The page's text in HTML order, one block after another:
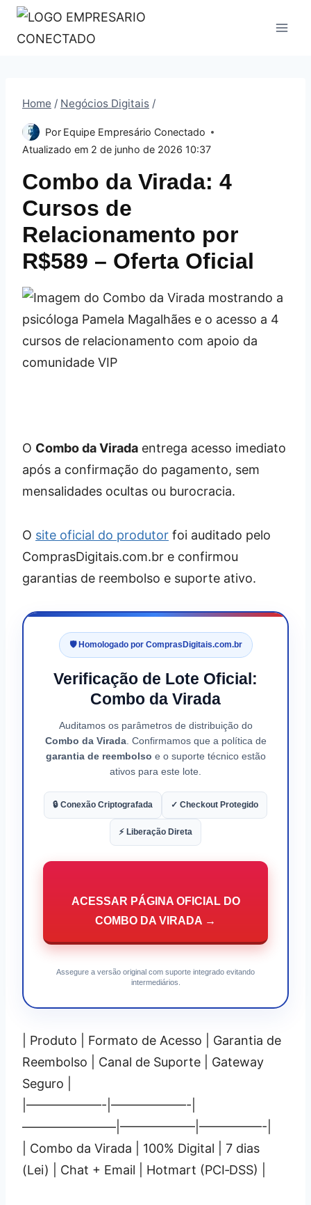
Pular
para
Home / Negócios Digitais /
Por Equipe Empresário Conectado
Atualizado em 2 de junho de 2026 10:37
Combo da Virada: 4
Cursos de
Relacionamento por
R$589 – Oferta Oficial
O Combo da Virada entrega acesso imediato
após a confirmação do pagamento, sem
mensalidades ocultas ou burocracia.
O site oficial do produtor foi auditado pelo
ComprasDigitais.com.br e confirmou
garantias de reembolso e suporte ativo.
🛡️ Homologado por ComprasDigitais.com.br
Verificação de Lote Oficial:
Combo da Virada
Auditamos os parâmetros de distribuição do
Combo da Virada. Confirmamos que a política de
garantia de reembolso e o suporte técnico estão
ativos para este lote.
🔒 Conexão Criptografada ✓ Checkout Protegido
⚡ Liberação Direta
ACESSAR PÁGINA OFICIAL DO
COMBO DA VIRADA →
Assegure a versão original com suporte integrado evitando
intermediários.
| Produto | Formato de Acesso | Garantia de
Reembolso | Canal de Suporte | Gateway
Seguro |
|——————-|——————-|
———————–|——————|—————-|
| Combo da Virada | 100% Digital | 7 dias
(Lei) | Chat + Email | Hotmart (PCI‑DSS) |